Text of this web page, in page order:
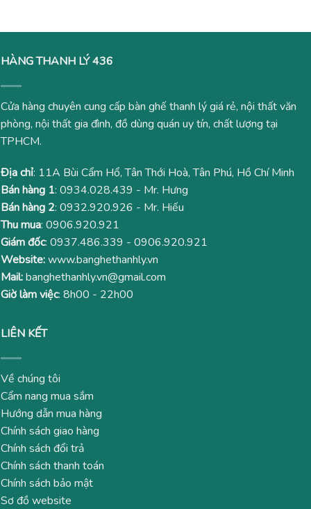
HÀNG THANH LÝ 436
Cửa hàng chuyên cung cấp bàn ghế thanh lý giá rẻ, nội thất văn
phòng, nội thất gia đình, đồ dùng quán uy tín, chất lượng tại
TPHCM.
Địa chỉ: 11A Bùi Cẩm Hổ, Tân Thới Hoà, Tân Phú, Hồ Chí Minh
Bán hàng 1: 0934.028.439 - Mr. Hưng
Bán hàng 2: 0932.920.926 - Mr. Hiếu
Thu mua: 0906.920.921
Giám đốc: 0937.486.339 - 0906.920.921
Website:www.banghethanhly.vn
Mail:banghethanhly.vn@gmail.com
Giờ làm việc: 8h00 - 22h00
LIÊN KẾT
Về chúng tôi
Cẩm nang mua sắm
Hướng dẫn mua hàng
Chính sách giao hàng
Chính sách đổi trả
Chính sách thanh toán
Chính sách bảo mật
Sơ đồ website